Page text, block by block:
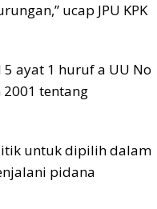
ucap JPU KPK
ayat 1 huruf a UU No
tentang
untuk dipilih dalam
pidana